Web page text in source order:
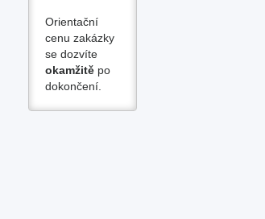
Orientační
cenu zakázky
se dozvíte
okamžitěpo
dokončení.